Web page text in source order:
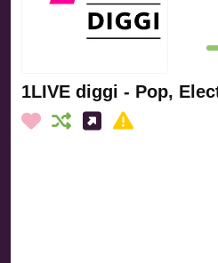
1LIVE diggi - Pop,